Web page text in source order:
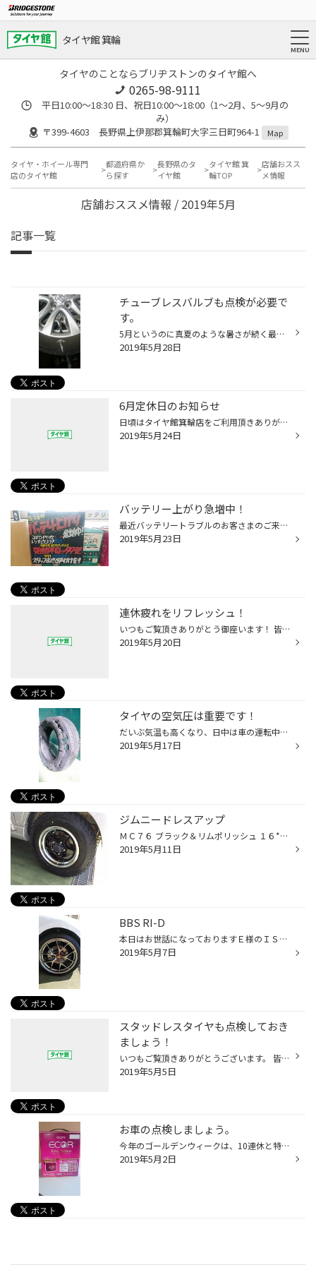
タイヤ館 箕輪
タイヤのことならブリヂストンのタイヤ館へ
0265-98-9111
平日10:00～18:30 日、祝日10:00～18:00（1～2月、5～9月の
み）
〒399-4603 長野県上伊那郡箕輪町大字三日町964-1
Map
タイヤ・ホイール専門
店のタイヤ館
都道府県か
ら探す
長野県のタ
イヤ館
タイヤ館 箕
輪TOP
店舗おスス
メ情報
店舗おススメ情報 / 2019年5月
記事一覧
チューブレスバルブも点検が必要で
す。
5月というのに真夏のような暑さが続く最近ですね。 水分を充分とって熱中症に気をつけましょう。 アルミホイール、スチールホイールにも空気の入り口として、チューブレスバルブという ものが、必ずついています。 それはかなり重要な部品となります。それが駄目になっているとタイヤの空気圧が減少...
2019年5月28日
6月定休日のお知らせ
日頃はタイヤ館箕輪店をご利用頂きありがとうございます。 6月定休日のご案内です 5(水)・11(火)・12(水)・19(水)・26(水)
2019年5月24日
バッテリー上がり急増中！
最近バッテリートラブルのお客さまのご来店が急増中です！！ 最近の暑さでバッテリーが疲れてきているかも知れません・・・冬を乗り越えたバッテリーは疲れている可能性が大きいです 交換の目安は2～3年になります。点検は無料！！お気軽にご相談ください。
2019年5月23日
連休疲れをリフレッシュ！
いつもご覧頂きありがとう御座います！ 皆さん、連休の疲れが出ている頃ではないですか？ 日中は気温も上がり体調管理が難しい気候ですよね！ お車も遠出後の点検、リフレッシュは大切です！ 燃費が悪くなったと感じたらオイル類が交換時期を過ぎていたり、 ライトが暗いと感じたらバッテリーが寿命...
2019年5月20日
タイヤの空気圧は重要です！
だいぶ気温も高くなり、日中は車の運転中はエアコンを使用する季節になってきてますね。 それに伴い、高速走行するとタイヤも高温になり、空気圧不足のタイヤはかなり危険な状態に なります。 また異物（釘、ネジ）などがタイヤに刺さっていて、少しずつ空気抜けていて、知らずに空気圧不足 で走行...
2019年5月17日
ジムニードレスアップ
ＭＣ７６ ブラック＆リムポリッシュ １６*５５ 5/139 22 185/85Ｒ16 M/T674 ノーマル車高でもこの存在感。。。ゴツゴツ感がたまりません。 乗り味も問題なし！！タイヤで車高ＵＰ。 大変ご満足頂きました、ご購入頂きありがとうございました。
2019年5月11日
BBS RI-D
本日はお世話になっておりますＥ様のＩＳにＢＢＳ ＲＩ-Ｄ 19インチ+アライメント ご購入頂きましたヽ(^。^)ノ 超超ジュラルミン！！さすがに軽いです！！赤のレーシングナットでアクセント(^o^) ご成約ありがとうございます！！ スペック ＩＳ300ｈ ＢＢＳ ＲＩ-Ｄ 19ｘ85 5/114 +38 ＤＢ ＢＢ...
2019年5月7日
スタッドレスタイヤも点検しておき
ましょう！
いつもご覧頂きありがとうございます。 皆さん夏用タイヤへの交換はお済ですか？ 当店は例年に比べ、４月の降雪の影響からか連休中も履き替えのご予約を多く頂戴しています。 そんな中、ふと気付いたのですが皆さんこれから履くタイヤ(今でしたら夏用タイヤ)については残溝や ローテーションを心配...
2019年5月5日
お車の点検しましょう。
今年のゴールデンウィークは、10連休と特別ですね。 家族、友人と車でのお出かけしたとき、渋滞にあうこともありますね。 車内を快適にするために、エアコンを使用することも多いでしょう。 渋滞でエアコンを長時間使用すると、車のバッテリーはかなり負荷がかかります。 お出かけ前にバッテリーの...
2019年5月2日